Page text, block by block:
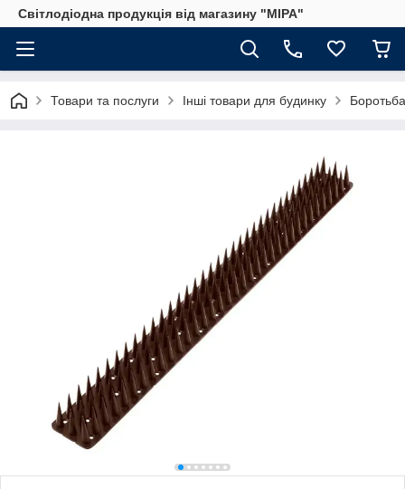
Світлодіодна продукція від магазину "МІРА"
Товари та послуги Інші товари для будинку